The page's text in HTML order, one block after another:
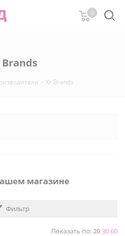
0
Brands
- Xr Brands
магазине
Фильтр
Показать по:203060